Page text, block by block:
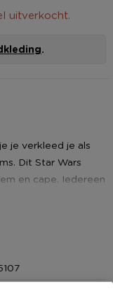
uitverkocht.
.
je verkleed je als
Dit Star Wars
en cape. Iedereen
leider van het